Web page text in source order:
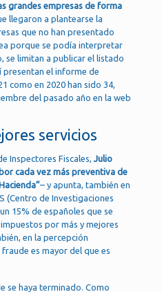
grandes empresas de forma
llegaron a plantearse la
que no han presentado
porque se podía interpretar
se limitan a publicar el listado
presentan el informe de
como en 2020 han sido 34,
del pasado año en la web
servicios
Inspectores Fiscales, Julio
cada vez más preventiva de
– y apunta, también en
(Centro de Investigaciones
15% de españoles que se
por más y mejores
en la percepción
es mayor del que es
se haya terminado. Como